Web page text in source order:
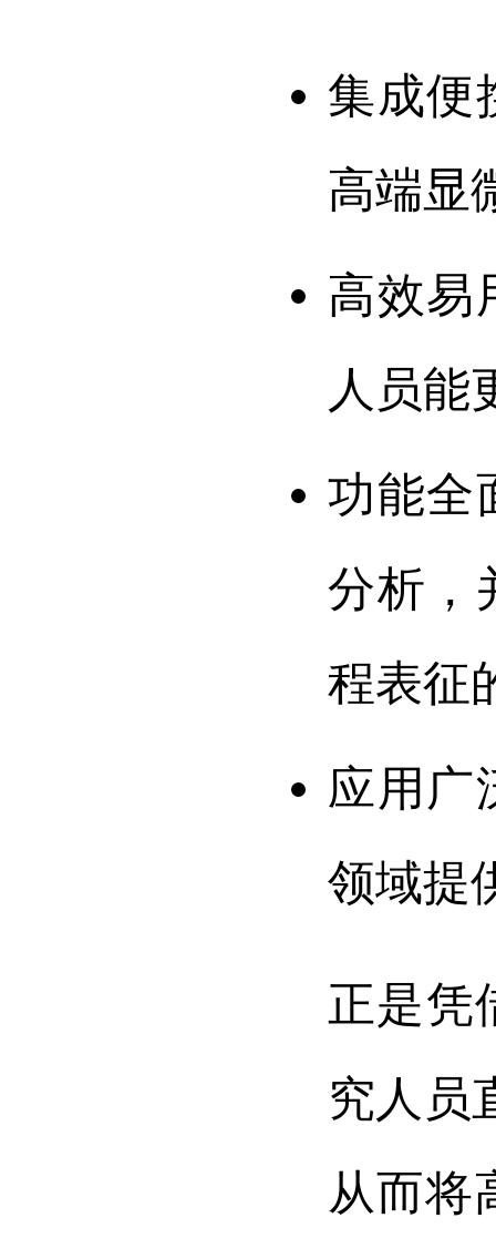
集成便
高端显
高效易
人员能
功能全
分析，
程表征
应用广
领域提
正是凭
究人员
从而将